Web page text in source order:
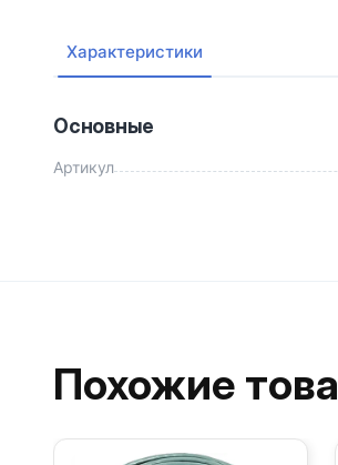
Характеристики
Основные
Артикул
Похожие